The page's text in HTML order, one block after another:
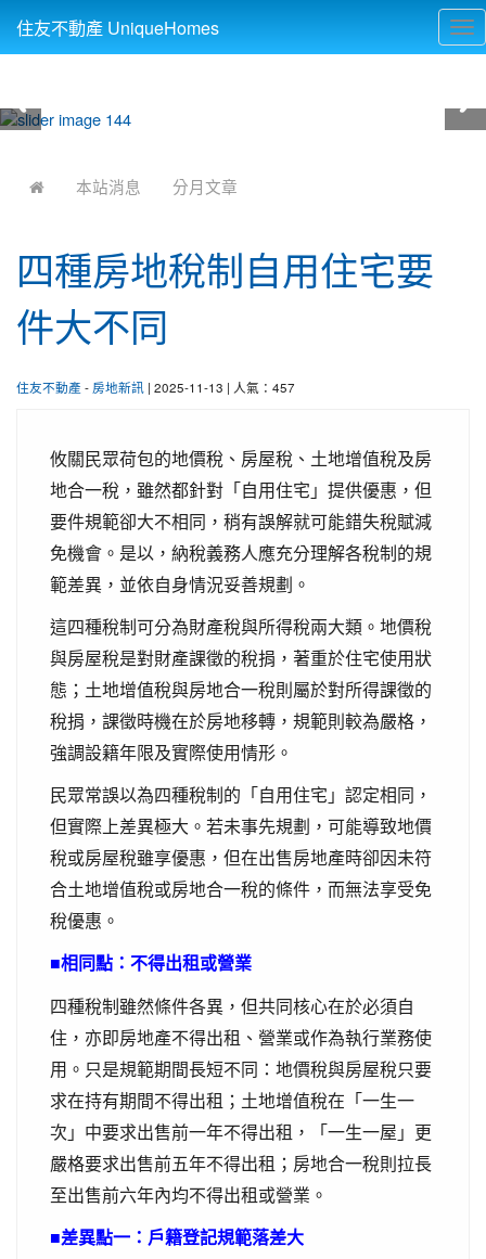
住友不動產 UniqueHomes
本站消息 分月文章
四種房地稅制自用住宅要
件大不同
住友不動產 - 房地新訊 | 2025-11-13 | 人氣：457
攸關民眾荷包的地價稅、房屋稅、土地增值稅及房
地合一稅，雖然都針對「自用住宅」提供優惠，但
要件規範卻大不相同，稍有誤解就可能錯失稅賦減
免機會。是以，納稅義務人應充分理解各稅制的規
範差異，並依自身情況妥善規劃。
這四種稅制可分為財產稅與所得稅兩大類。地價稅
與房屋稅是對財產課徵的稅捐，著重於住宅使用狀
態；土地增值稅與房地合一稅則屬於對所得課徵的
稅捐，課徵時機在於房地移轉，規範則較為嚴格，
強調設籍年限及實際使用情形。
民眾常誤以為四種稅制的「自用住宅」認定相同，
但實際上差異極大。若未事先規劃，可能導致地價
稅或房屋稅雖享優惠，但在出售房地產時卻因未符
合土地增值稅或房地合一稅的條件，而無法享受免
稅優惠。
■相同點：不得出租或營業
四種稅制雖然條件各異，但共同核心在於必須自
住，亦即房地產不得出租、營業或作為執行業務使
用。只是規範期間長短不同：地價稅與房屋稅只要
求在持有期間不得出租；土地增值稅在「一生一
次」中要求出售前一年不得出租，「一生一屋」更
嚴格要求出售前五年不得出租；房地合一稅則拉長
至出售前六年內均不得出租或營業。
■差異點一：戶籍登記規範落差大